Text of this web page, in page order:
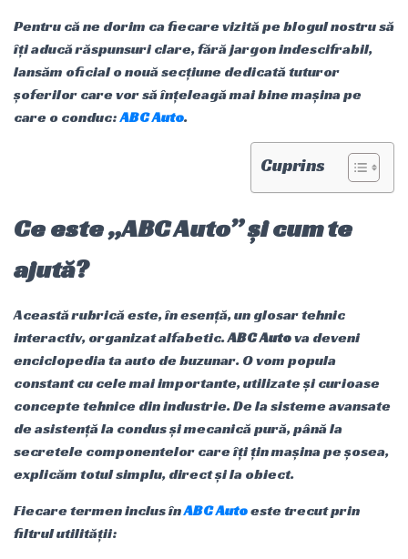
Pentru că ne dorim ca fiecare vizită pe blogul nostru să
îți aducă răspunsuri clare, fără jargon indescifrabil,
lansăm oficial o nouă secțiune dedicată tuturor
șoferilor care vor să înțeleagă mai bine mașina pe
care o conduc:ABC Auto.
Cuprins
Ce este „ABC Auto” și cum te
ajută?
Această rubrică este, în esență, un glosar tehnic
interactiv, organizat alfabetic.ABC Autova deveni
enciclopedia ta auto de buzunar. O vom popula
constant cu cele mai importante, utilizate și curioase
concepte tehnice din industrie. De la sisteme avansate
de asistență la condus și mecanică pură, până la
secretele componentelor care îți țin mașina pe șosea,
explicăm totul simplu, direct și la obiect.
Fiecare termen inclus înABC Autoeste trecut prin
filtrul utilității: